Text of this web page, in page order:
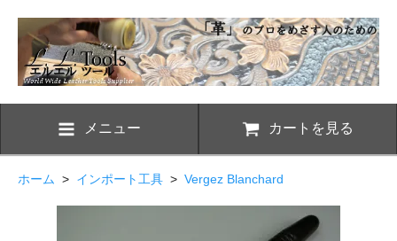
メニュー カートを見る
ホーム > インポート工具 > Vergez Blanchard